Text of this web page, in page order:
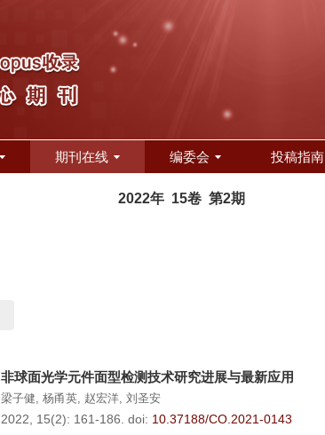
期刊在线 编委会 投稿指南
2022年 15卷 第2期
非球面光学元件面型检测技术研究进展与最新应用
梁子健, 杨甬英, 赵宏洋, 刘圣安
2022, 15(2): 161-186. doi: 10.37188/CO.2021-0143